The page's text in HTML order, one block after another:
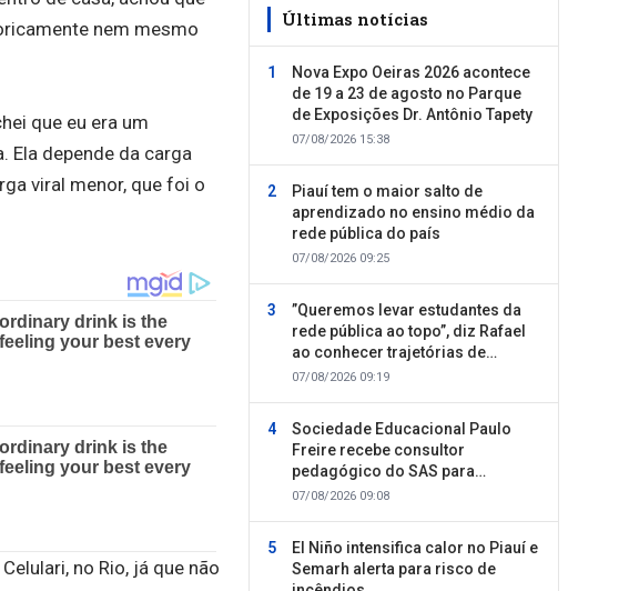
nem mesmo
que eu era um
Ela depende da carga
viral menor, que foi o
no Rio, já que não
Últimas notícias
Nova Expo Oeiras 2026 acontece
de 19 a 23 de agosto no Parque
de Exposições Dr. Antônio Tapety
07/08/2026 15:38
Piauí tem o maior salto de
aprendizado no ensino médio da
rede pública do país
07/08/2026 09:25
”Queremos levar estudantes da
rede pública ao topo”, diz Rafael
ao conhecer trajetórias de
sucesso
07/08/2026 09:19
Sociedade Educacional Paulo
Freire recebe consultor
pedagógico do SAS para
planejamento do segundo
07/08/2026 09:08
El Niño intensifica calor no Piauí e
Semarh alerta para risco de